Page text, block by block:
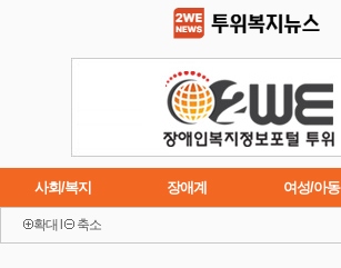
사회/복지 장애계 여성/아동
이슈
확대 축소